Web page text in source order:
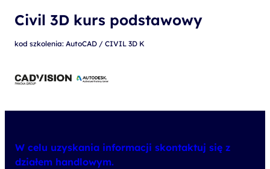
Civil 3D kurs podstawowy
kod szkolenia: AutoCAD / CIVIL 3D K
W celu uzyskania informacji skontaktuj się z
działem handlowym.